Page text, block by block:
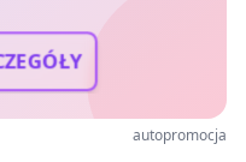
autopromocja